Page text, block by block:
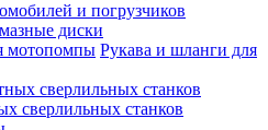
и погрузчиков
диски
Рукава и шланги для
сверлильных станков